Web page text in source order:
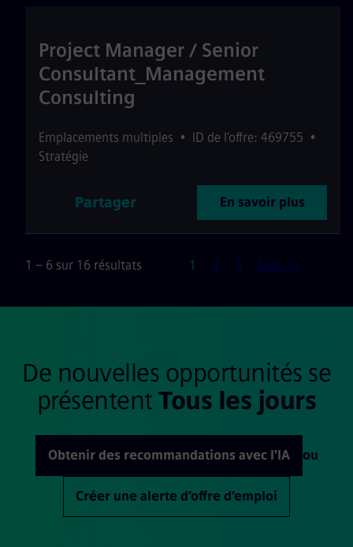
Project Manager / Senior
Consultant_Management
Consulting
Emplacements multiples • ID de l’offre: 469755 •
Stratégie
Partager En savoir plus
1 – 6 sur 16 résultats Page
1 2 3 Suiv. >>
De nouvelles opportunités se
présententTous les jours
Obtenir des recommandations avec l'IA ou
Créer une alerte d’offre d’emploi